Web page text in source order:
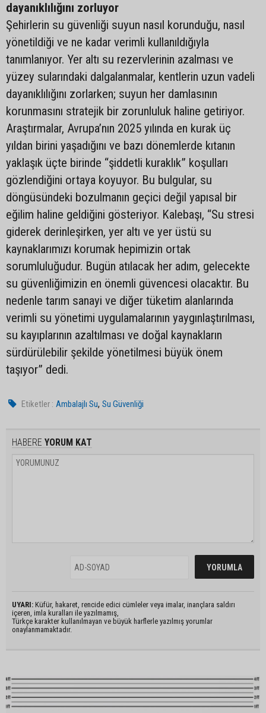
dayanıklılığını zorluyor
Şehirlerin su güvenliği suyun nasıl korunduğu, nasıl
yönetildiği ve ne kadar verimli kullanıldığıyla
tanımlanıyor. Yer altı su rezervlerinin azalması ve
yüzey sularındaki dalgalanmalar, kentlerin uzun vadeli
dayanıklılığını zorlarken; suyun her damlasının
korunmasını stratejik bir zorunluluk haline getiriyor.
Araştırmalar, Avrupa’nın 2025 yılında en kurak üç
yıldan birini yaşadığını ve bazı dönemlerde kıtanın
yaklaşık üçte birinde “şiddetli kuraklık” koşulları
gözlendiğini ortaya koyuyor. Bu bulgular, su
döngüsündeki bozulmanın geçici değil yapısal bir
eğilim haline geldiğini gösteriyor. Kalebaşı, “Su stresi
giderek derinleşirken, yer altı ve yer üstü su
kaynaklarımızı korumak hepimizin ortak
sorumluluğudur. Bugün atılacak her adım, gelecekte
su güvenliğimizin en önemli güvencesi olacaktır. Bu
nedenle tarım sanayi ve diğer tüketim alanlarında
verimli su yönetimi uygulamalarının yaygınlaştırılması,
su kayıplarının azaltılması ve doğal kaynakların
sürdürülebilir şekilde yönetilmesi büyük önem
taşıyor” dedi.
Etiketler : Ambalajlı Su,Su Güvenliği
HABERE YORUM KAT
UYARI: Küfür, hakaret, rencide edici cümleler veya imalar, inançlara saldırı
içeren, imla kuralları ile yazılmamış,
Türkçe karakter kullanılmayan ve büyük harflerle yazılmış yorumlar
onaylanmamaktadır.